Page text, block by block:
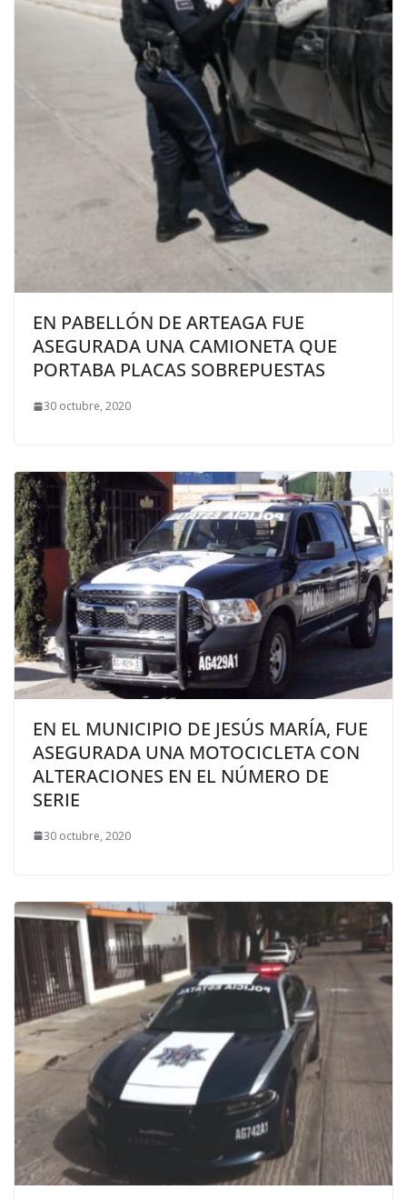
EN PABELLÓN DE ARTEAGA FUE
ASEGURADA UNA CAMIONETA QUE
PORTABA PLACAS SOBREPUESTAS
30 octubre, 2020
EN EL MUNICIPIO DE JESÚS MARÍA, FUE
ASEGURADA UNA MOTOCICLETA CON
ALTERACIONES EN EL NÚMERO DE
SERIE
30 octubre, 2020